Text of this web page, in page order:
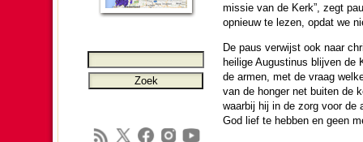
missie van de Kerk”, zegt
opnieuw te lezen, opdat we
De paus ver­wijst ook naar
heilige Au­gus­ti­nus blijven de
de armen, met de vraag
van de hon­ger net buiten de
waarbij hij in de zorg voor de
God lief te hebben en geen